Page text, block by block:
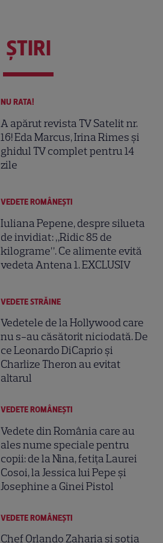
ŞTIRI
NU RATA!
A apărut revista TV Satelit nr.
16! Eda Marcus, Irina Rimes și
ghidul TV complet pentru 14
zile
VEDETE ROMÂNEŞTI
Iuliana Pepene, despre silueta
de invidiat: „Ridic 85 de
kilograme”. Ce alimente evită
vedeta Antena 1. EXCLUSIV
VEDETE STRĂINE
Vedetele de la Hollywood care
nu s-au căsătorit niciodată. De
ce Leonardo DiCaprio și
Charlize Theron au evitat
altarul
VEDETE ROMÂNEŞTI
Vedete din România care au
ales nume speciale pentru
copii: de la Nina, fetița Laurei
Cosoi, la Jessica lui Pepe și
Josephine a Ginei Pistol
VEDETE ROMÂNEŞTI
Chef Orlando Zaharia și soția